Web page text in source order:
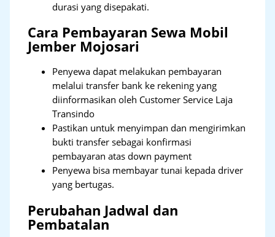
durasi yang disepakati.
Cara Pembayaran Sewa Mobil
Jember Mojosari
Penyewa dapat melakukan pembayaran
melalui transfer bank ke rekening yang
diinformasikan oleh Customer Service Laja
Transindo
Pastikan untuk menyimpan dan mengirimkan
bukti transfer sebagai konfirmasi
pembayaran atas down payment
Penyewa bisa membayar tunai kepada driver
yang bertugas.
Perubahan Jadwal dan
Pembatalan